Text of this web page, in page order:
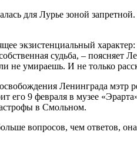
для Лурье зоной
экзистенциальный
судьба, –
не умираешь. И не только
Ленинграда
его 9 февраля в музее
в Смольном.
вопросов, чем ответов,